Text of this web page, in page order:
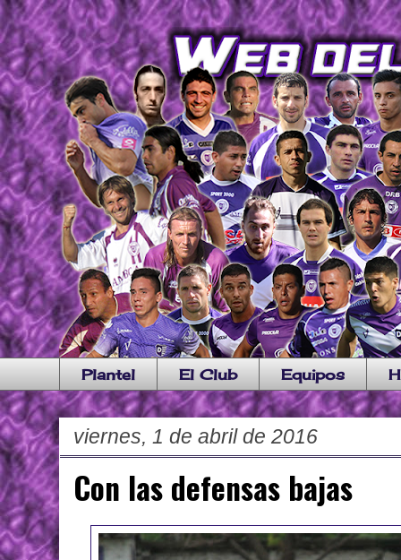
Plantel El Club Equipos
viernes, 1 de abril de 2016
Con las defensas bajas